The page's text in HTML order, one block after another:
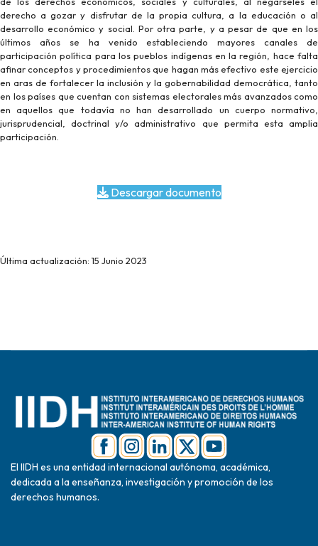
derecho a gozar y disfrutar de la propia cultura, a la educación o al
desarrollo económico y social. Por otra parte, y a pesar de que en los
últimos años se ha venido estableciendo mayores canales de
participación política para los pueblos indígenas en la región, hace falta
afinar conceptos y procedimientos que hagan más efectivo este ejercicio
en aras de fortalecer la inclusión y la gobernabilidad democrática, tanto
en los países que cuentan con sistemas electorales más avanzados como
en aquellos que todavía no han desarrollado un cuerpo normativo,
jurisprudencial, doctrinal y/o administrativo que permita esta amplia
participación.
Descargar documento
Última actualización: 15 Junio 2023
El IIDH es una entidad internacional autónoma, académica,
dedicada a la enseñanza, investigación y promoción de los
derechos humanos.